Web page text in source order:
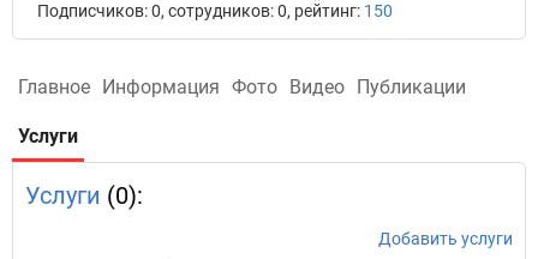
Подписчиков: 0, сотрудников: 0, рейтинг: 150
Главное Информация Фото Видео Публикации
Услуги
Услуги (0):
Добавить услуги